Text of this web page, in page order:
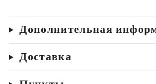
Дополнительная
Доставка